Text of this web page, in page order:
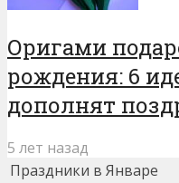
Оригами
рождения: 6
дополнят
5 лет назад
Праздники в Январе